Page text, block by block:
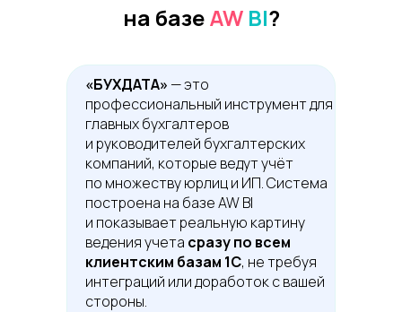
«БУХДАТА» — это
профессиональный инструмент для
главных бухгалтеров
и руководителей бухгалтерских
компаний, которые ведут учёт
по множеству юрлиц и ИП. Система
построена на базе AW BI
и показывает реальную картину
ведения учета сразу по всем
клиентским базам 1С, не требуя
интеграций или доработок с вашей
стороны.
на базеAW BI?